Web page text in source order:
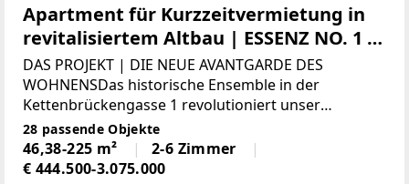
Apartment für Kurzzeitvermietung in
revitalisiertem Altbau | ESSENZ NO. 1 -
Die neue Avantgarde des Wohnens
DAS PROJEKT | DIE NEUE AVANTGARDE DES
WOHNENSDas historische Ensemble in der
Kettenbrückengasse 1 revolutioniert unser
Verständnis von Raum und bildet ideale Konturen
für die Verwirklichung der eigenen Individualität.
Wer in Essenz No. 1 wohnt,
28 passende Objekte
46,38-225 m²
2-6 Zimmer
€ 444.500-3.075.000